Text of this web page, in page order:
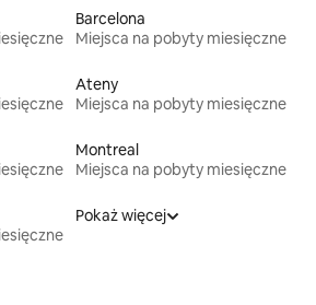
Barcelona
Miejsca na pobyty miesięczne
Ateny
Miejsca na pobyty miesięczne
Montreal
Miejsca na pobyty miesięczne
Pokaż więcej